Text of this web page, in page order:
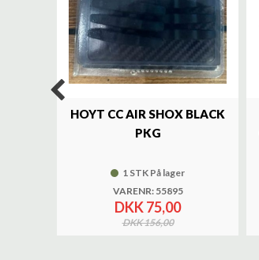
HOYT CC AIR SHOX BLACK
PKG
1 STK På lager
VARENR: 55895
DKK 75,00
DKK 156,00